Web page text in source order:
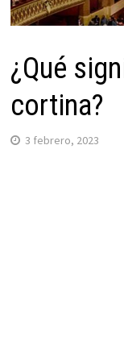
¿Qué
cortina?
3 febrero, 2023